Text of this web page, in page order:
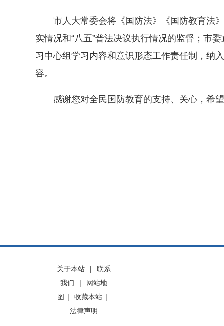
市人大常委会将《国防法》《国防教育法》
实情况和“八五”普法决议执行情况的监督；市
习中心组学习内容和意识形态工作责任制，纳
容。
感谢您对全民国防教育的支持、关心，希望
关于本站 |
联系
我们
|
网站地
图 | 收藏本站 |
法律声明